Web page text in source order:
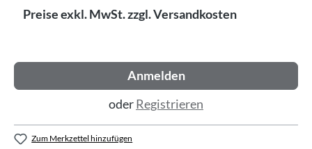
Preise exkl. MwSt. zzgl. Versandkosten
Anmelden
oderRegistrieren
Zum Merkzettel hinzufügen